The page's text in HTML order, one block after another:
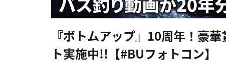
『ボトムアップ』10周年！豪
ト実施中!!【#BUフォトコン】